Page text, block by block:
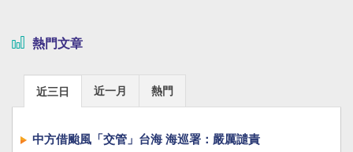
熱門文章
近三日 近一月 熱門
中方借颱風「交管」台海 海巡署：嚴厲譴責